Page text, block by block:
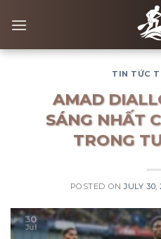
TIN TỨC
AMAD
SÁNG NHẤT
TRONG
POSTED ONJULY 30,
30
Jul